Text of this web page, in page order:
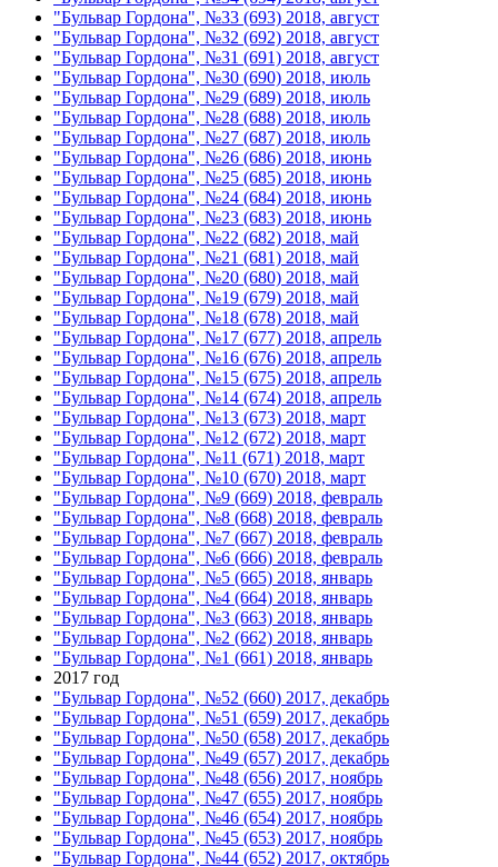
"Бульвар Гордона", №33 (693) 2018, август
"Бульвар Гордона", №32 (692) 2018, август
"Бульвар Гордона", №31 (691) 2018, август
"Бульвар Гордона", №30 (690) 2018, июль
"Бульвар Гордона", №29 (689) 2018, июль
"Бульвар Гордона", №28 (688) 2018, июль
"Бульвар Гордона", №27 (687) 2018, июль
"Бульвар Гордона", №26 (686) 2018, июнь
"Бульвар Гордона", №25 (685) 2018, июнь
"Бульвар Гордона", №24 (684) 2018, июнь
"Бульвар Гордона", №23 (683) 2018, июнь
"Бульвар Гордона", №22 (682) 2018, май
"Бульвар Гордона", №21 (681) 2018, май
"Бульвар Гордона", №20 (680) 2018, май
"Бульвар Гордона", №19 (679) 2018, май
"Бульвар Гордона", №18 (678) 2018, май
"Бульвар Гордона", №17 (677) 2018, апрель
"Бульвар Гордона", №16 (676) 2018, апрель
"Бульвар Гордона", №15 (675) 2018, апрель
"Бульвар Гордона", №14 (674) 2018, апрель
"Бульвар Гордона", №13 (673) 2018, март
"Бульвар Гордона", №12 (672) 2018, март
"Бульвар Гордона", №11 (671) 2018, март
"Бульвар Гордона", №10 (670) 2018, март
"Бульвар Гордона", №9 (669) 2018, февраль
"Бульвар Гордона", №8 (668) 2018, февраль
"Бульвар Гордона", №7 (667) 2018, февраль
"Бульвар Гордона", №6 (666) 2018, февраль
"Бульвар Гордона", №5 (665) 2018, январь
"Бульвар Гордона", №4 (664) 2018, январь
"Бульвар Гордона", №3 (663) 2018, январь
"Бульвар Гордона", №2 (662) 2018, январь
"Бульвар Гордона", №1 (661) 2018, январь
2017 год
"Бульвар Гордона", №52 (660) 2017, декабрь
"Бульвар Гордона", №51 (659) 2017, декабрь
"Бульвар Гордона", №50 (658) 2017, декабрь
"Бульвар Гордона", №49 (657) 2017, декабрь
"Бульвар Гордона", №48 (656) 2017, ноябрь
"Бульвар Гордона", №47 (655) 2017, ноябрь
"Бульвар Гордона", №46 (654) 2017, ноябрь
"Бульвар Гордона", №45 (653) 2017, ноябрь
"Бульвар Гордона", №44 (652) 2017, октябрь